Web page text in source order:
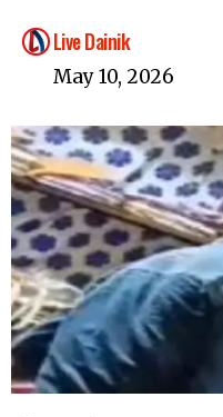
Live Dainik
May 10, 2026